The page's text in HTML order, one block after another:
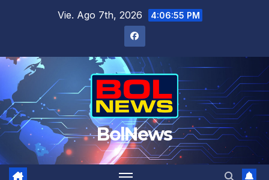
Vie. Ago 7th, 2026 4:06:56 PM
BolNews